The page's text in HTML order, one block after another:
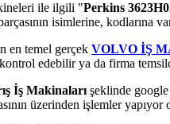
ile ilgili "Perkins
isimlerine, kodlarına
en temel gerçek VOLVO İŞ
kontrol edebilir ya da firma
İş Makinaları şeklinde google
üzerinden işlemler yapıyor